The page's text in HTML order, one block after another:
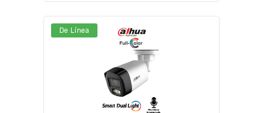
De Línea